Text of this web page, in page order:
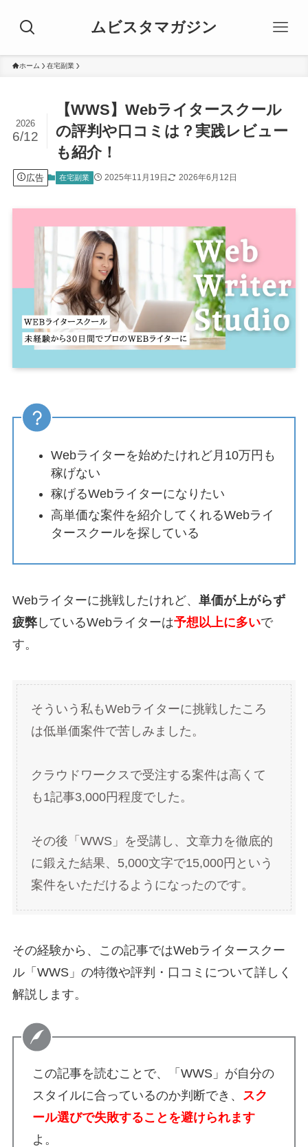
ムビスタマガジン
ホーム 在宅副業
【WWS】Webライタースクール
の評判や口コミは？実践レビュー
も紹介！
2026
6/12
広告 在宅副業 2025年11月19日 2026年6月12日
Webライターを始めたけれど月10万円も
稼げない
稼げるWebライターになりたい
高単価な案件を紹介してくれるWebライ
タースクールを探している
Webライターに挑戦したけれど、 単価が上がらず
疲弊しているWebライターは予想以上に多いで
す。
そういう私もWebライターに挑戦したころ
は低単価案件で苦しみました。
クラウドワークスで受注する案件は高くて
も1記事3,000円程度でした。
その後「WWS」を受講し、文章力を徹底的
に鍛えた結果、5,000文字で15,000円という
案件をいただけるようになったのです。
その経験から、この記事ではWebライタースクー
ル「WWS」の特徴や評判・口コミについて詳しく
解説します。
この記事を読むことで、「WWS」が自分の
スタイルに合っているのか判断でき、
スク
ール選びで失敗することを避けられます
よ。